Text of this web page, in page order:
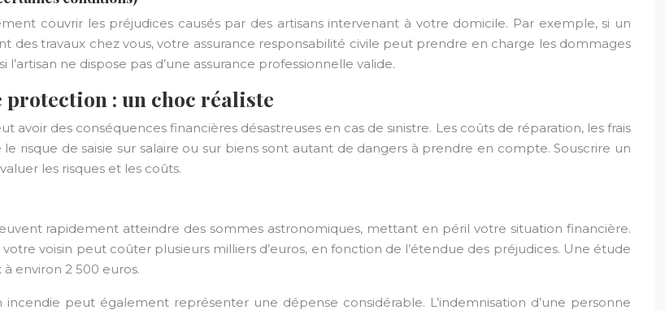
couvrir les préjudices causés par des artisans intervenant à votre domicile. Par exemple, si un
travaux chez vous, votre assurance responsabilité civile peut prendre en charge les dommages
ne dispose pas d’une assurance professionnelle valide.
protection : un choc réaliste
des conséquences financières désastreuses en cas de sinistre. Les coûts de réparation, les frais
risque de saisie sur salaire ou sur biens sont autant de dangers à prendre en compte. Souscrire un
les risques et les coûts.
rapidement atteindre des sommes astronomiques, mettant en péril votre situation financière.
voisin peut coûter plusieurs milliers d’euros, en fonction de l’étendue des préjudices. Une étude
environ 2 500 euros.
peut également représenter une dépense considérable. L’indemnisation d’une personne